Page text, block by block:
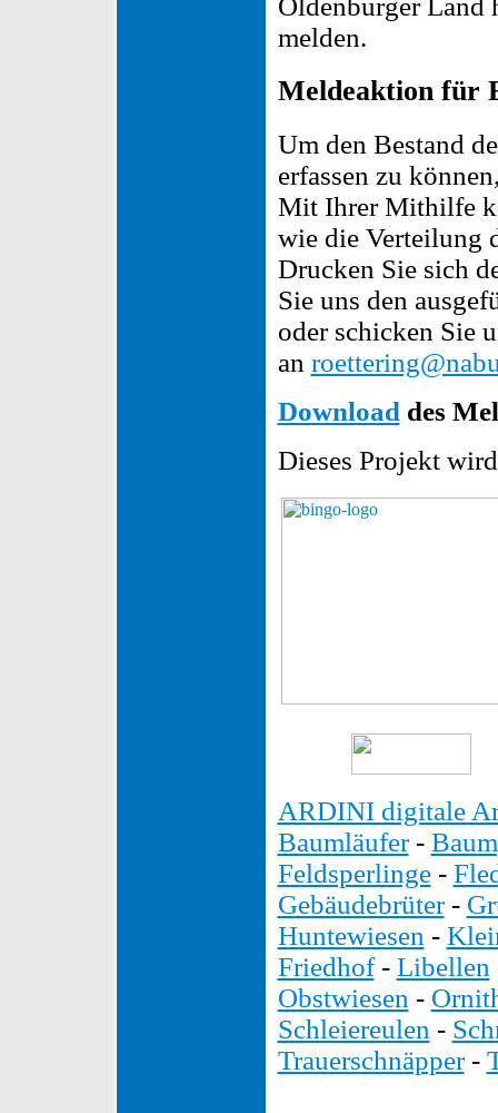
Oldenburger Land
melden.
Meldeaktion für
Um den Bestand
erfassen zu
Mit Ihrer Mithilfe
wie die Verteilung
Drucken Sie sich
Sie uns den
oder schicken Sie
an
Download des
Dieses Projekt
ARDINI digitale
Baumläufer-
Feldsperlinge-
Gebäudebrüter-
Huntewiesen -
Friedhof- Libellen
Obstwiesen -
Schleiereulen -
Trauerschnäpper-